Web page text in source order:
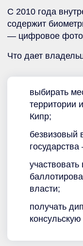
С 2010 года
содержит
— цифровое фото
Что дает
выбирать
территории
Кипр;
безвизовый
власти;
получать